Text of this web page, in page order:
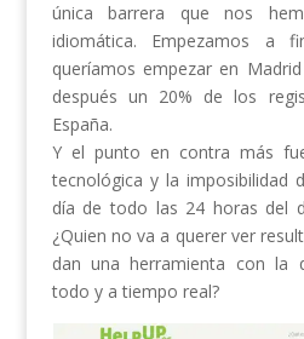
única barrera que nos
idiomática. Empezamos a
queríamos empezar en
después un 20% de los
España.
Y el punto en contra más
tecnológica y la imposibilidad
día de todo las 24 horas del
¿Quien no va a querer ver
dan una herramienta con la
todo y a tiempo real?